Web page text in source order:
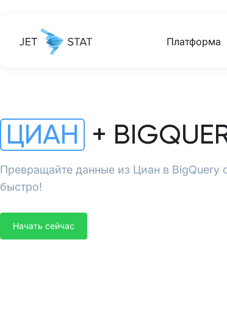
Платформа
ЦИАН +
Превращайте данные из Циан в BigQuery
быстро!
Начать сейчас